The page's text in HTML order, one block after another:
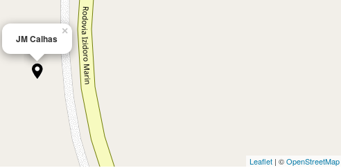
JM Calhas
×
Leaflet | ©OpenStreetMap